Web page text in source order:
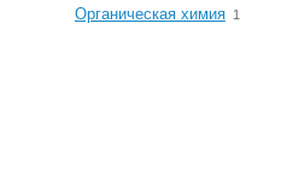
Органическая химия 1